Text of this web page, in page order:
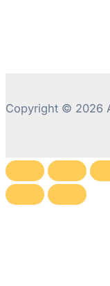
Copyright © 2026